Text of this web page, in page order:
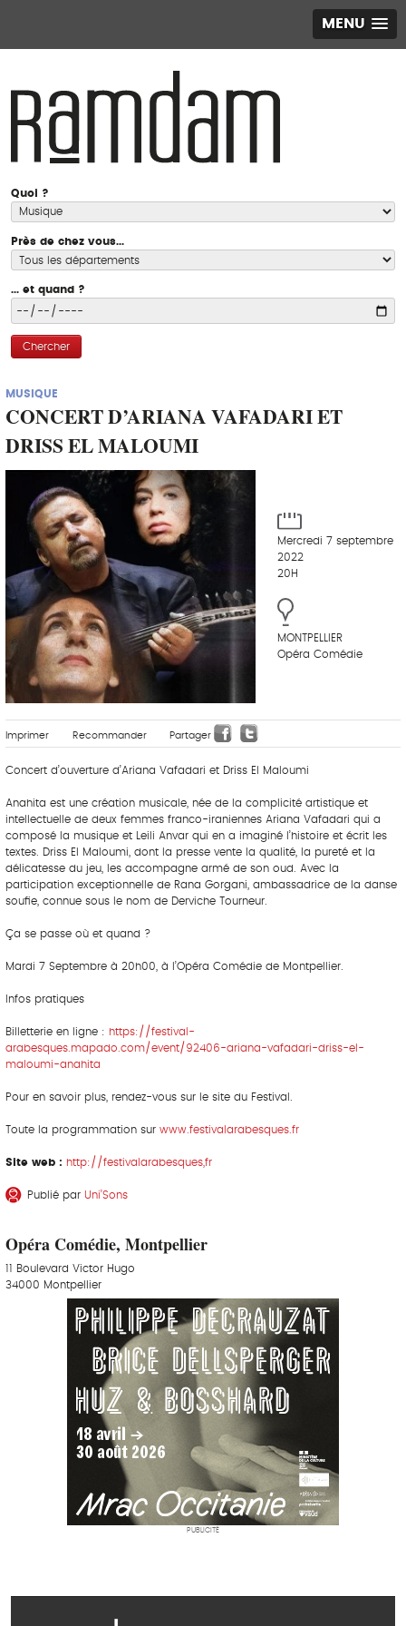
MENU
Quoi ?
Près de chez vous...
... et quand ?
Chercher
MUSIQUE
CONCERT D’ARIANA VAFADARI ET
DRISS EL MALOUMI
Mercredi 7 septembre
2022
20H
MONTPELLIER
Opéra Comédie
Imprimer Recommander Partager
Concert d’ouverture d’Ariana Vafadari et Driss El Maloumi
Anahita est une création musicale, née de la complicité artistique et
intellectuelle de deux femmes franco-iraniennes Ariana Vafadari qui a
composé la musique et Leili Anvar qui en a imaginé l’histoire et écrit les
textes. Driss El Maloumi, dont la presse vente la qualité, la pureté et la
délicatesse du jeu, les accompagne armé de son oud. Avec la
participation exceptionnelle de Rana Gorgani, ambassadrice de la danse
soufie, connue sous le nom de Derviche Tourneur.
Ça se passe où et quand ?
Mardi 7 Septembre à 20h00, à l’Opéra Comédie de Montpellier.
Infos pratiques
Billetterie en ligne : https://festival-
arabesques.mapado.com/event/92406-ariana-vafadari-driss-el-
maloumi-anahita
Pour en savoir plus, rendez-vous sur le site du Festival.
Toute la programmation sur www.festivalarabesques.fr
Site web : http://festivalarabesques,fr
Publié par Uni’Sons
Opéra Comédie, Montpellier
11 Boulevard Victor Hugo
34000 Montpellier
PUBLICITÉ